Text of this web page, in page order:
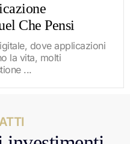
Che Pensi
dove applicazioni
la vita, molti
...